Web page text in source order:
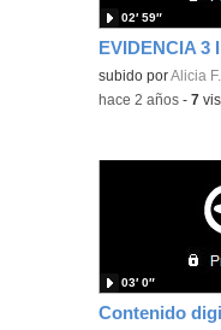
subido porAlicia F.
02′ 59″
-hace 2 años -7
03′ 0″